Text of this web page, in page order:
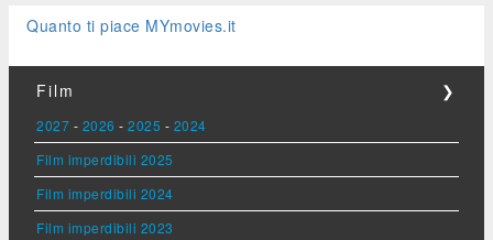
Quanto ti piace MYmovies.it
Film ❯
2027 - 2026 - 2025 - 2024
Film imperdibili 2025
Film imperdibili 2024
Film imperdibili 2023